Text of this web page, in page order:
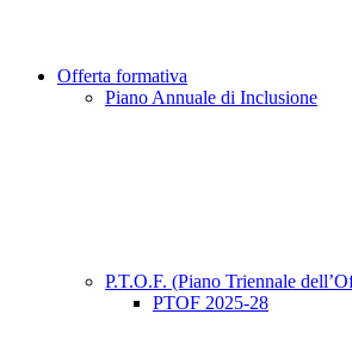
Offerta formativa
Piano Annuale di Inclusione
P.T.O.F. (Piano Triennale
PTOF 2025-28